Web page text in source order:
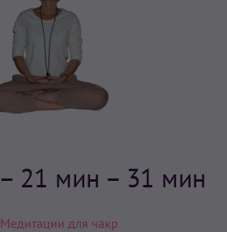
– 21 мин – 31 мин
Медитации для чакр